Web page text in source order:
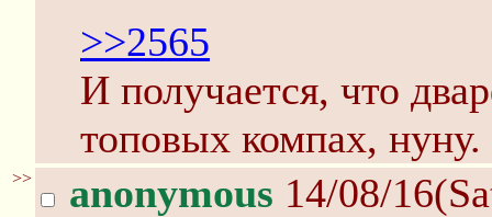
>>2565
И получается, что
топовых компах, нуну.
>> anonymous 14/08/